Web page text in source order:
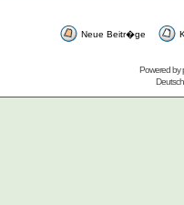
Neue Beitr�ge
Powered by